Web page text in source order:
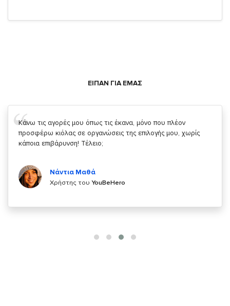
ΕΙΠΑΝ ΓΙΑ ΕΜΑΣ
Σας ευχαριστώ που μας δίνετε την δυνατότητα να κάνουμε
κάτι!
Χρήστης τουYouBeHero